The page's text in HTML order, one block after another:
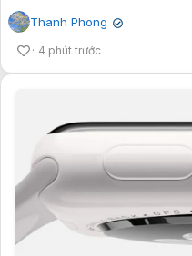
Thanh Phong ✔
4 phút trước